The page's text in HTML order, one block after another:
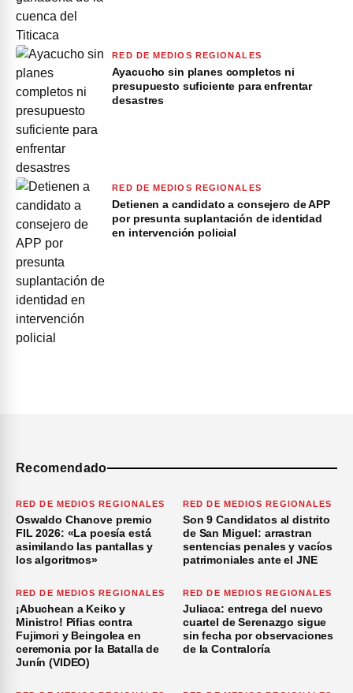
RED DE MEDIOS REGIONALES
Ayacucho sin planes completos ni
presupuesto suficiente para enfrentar
desastres
RED DE MEDIOS REGIONALES
Detienen a candidato a consejero de APP
por presunta suplantación de identidad
en intervención policial
Recomendado
RED DE MEDIOS REGIONALES
Oswaldo Chanove premio
FIL 2026: «La poesía está
asimilando las pantallas y
los algoritmos»
RED DE MEDIOS REGIONALES
Son 9 Candidatos al distrito
de San Miguel: arrastran
sentencias penales y vacíos
patrimoniales ante el JNE
RED DE MEDIOS REGIONALES
¡Abuchean a Keiko y
Ministro! Pifias contra
Fujimori y Beingolea en
ceremonia por la Batalla de
Junín (VIDEO)
RED DE MEDIOS REGIONALES
Juliaca: entrega del nuevo
cuartel de Serenazgo sigue
sin fecha por observaciones
de la Contraloría